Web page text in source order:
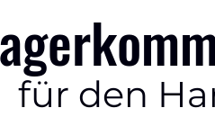
für den